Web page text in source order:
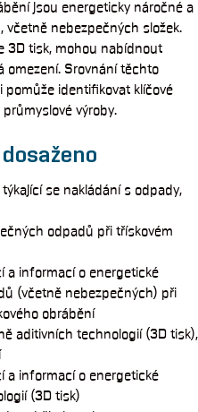
jsou energeticky náročné a
včetně nebezpečných složek.
3D tisk, mohou nabídnout
omezení. Srovnání těchto
identifikovat klíčové
výroby.
se nakládání s odpady,
odpadů při třískovém
a informací o energetické
(včetně nebezpečných) při
obrábění
aditivních technologií (3D tisk),
a informací o energetické
(3D tisk)